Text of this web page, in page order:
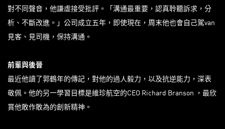
對不同聲音，他謙虛接受批評。「溝通最重要，認真聆聽訴求，分
析、不斷改進。」公司成立五年，即使現在，周末他也會自己駕van
見客、見司機，保持溝通。
前輩與後晉
最近他讀了郭鶴年的傳記，對他的過人毅力，以及抗逆能力，深表
敬佩。他的另一學習目標是維珍航空的CEO Richard Branson ，最欣
賞他敢作敢為的創新精神。